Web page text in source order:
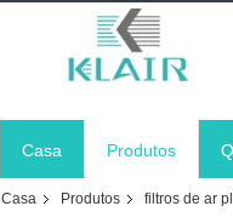
Casa Produtos
Casa Produtos filtros de ar